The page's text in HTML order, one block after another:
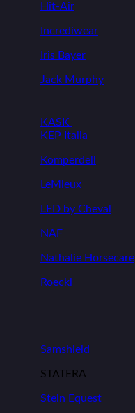
Hit-Air
Incrediwear
Iris Bayer
Jack Murphy
KASK
KEP Italia
Komperdell
LeMieux
LED by Cheval
NAF
Nathalie Horsecare
Roeckl
Samshield
STATERA
Stein Equest